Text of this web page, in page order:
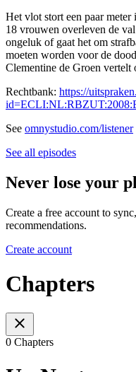
Het vlot stort een paar
18 vrouwen overleven de
ongeluk of gaat het om
moeten worden voor de
Clementine de Groen vertelt
Rechtbank: https://
See omnystudio.com/listener
See all episodes
Never lose your
Create a free account to
recommendations.
Create account
Chapters
0 Chapters